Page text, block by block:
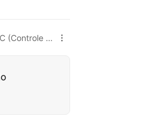
Eletrônica e RC (Controle Remoto) 